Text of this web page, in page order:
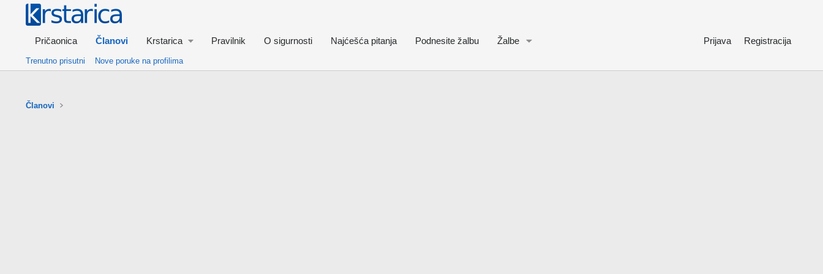
Pričaonica Članovi Krstarica Pravilnik O sigurnosti Najćešća pitanja Podnesite žalbu Žalbe Prijava Registracija
Trenutno prisutni Nove poruke na profilima
Članovi